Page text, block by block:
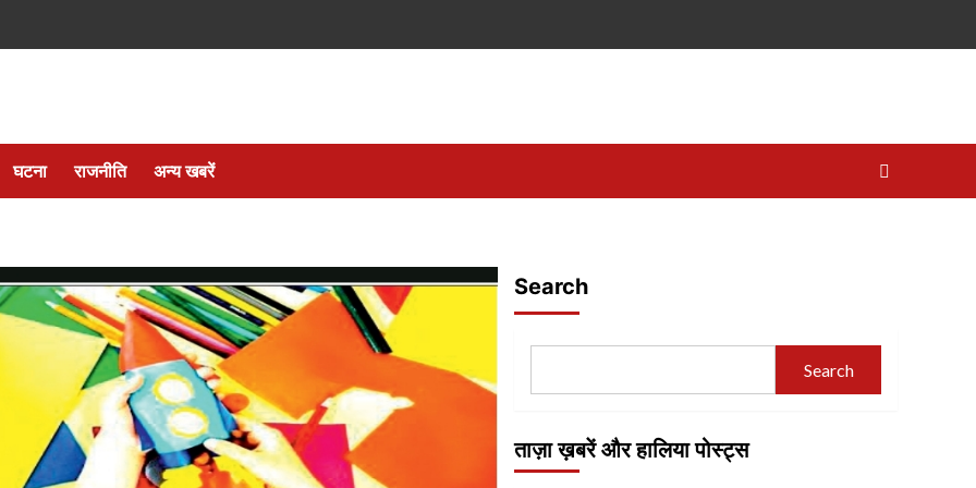
घटना राजनीति अन्य खबरें
Search
Search
ताज़ा ख़बरें और हालिया पोस्ट्स